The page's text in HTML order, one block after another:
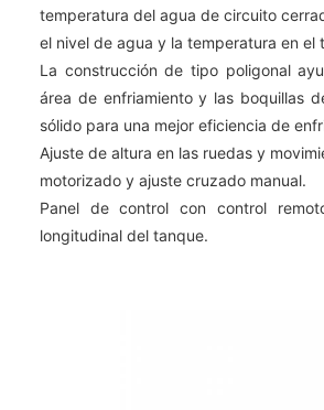
temperatura del agua de circuito
el nivel de agua y la temperatura en el
La construcción de tipo poligonal
área de enfriamiento y las boquillas
sólido para una mejor eficiencia de
Ajuste de altura en las ruedas y
motorizado y ajuste cruzado manual.
Panel de control con control
longitudinal del tanque.